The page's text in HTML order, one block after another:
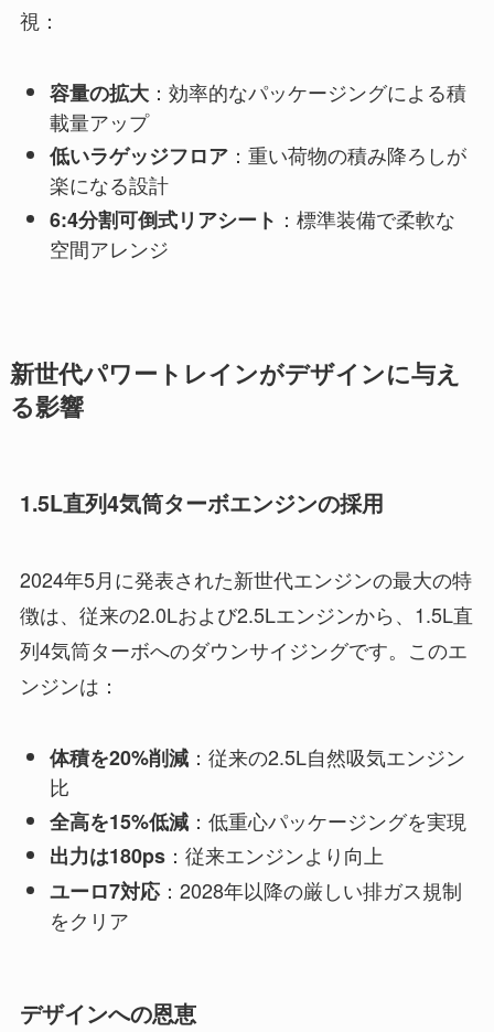
視：
容量の拡大：効率的なパッケージングによる積
載量アップ
低いラゲッジフロア：重い荷物の積み降ろしが
楽になる設計
6:4分割可倒式リアシート ：標準装備で柔軟な
空間アレンジ
新世代パワートレインがデザインに与え
る影響
1.5L直列4気筒ターボエンジンの採用
2024年5月に発表された新世代エンジンの最大の特
徴は、従来の2.0Lおよび2.5Lエンジンから、1.5L直
列4気筒ターボへのダウンサイジングです。このエ
ンジンは：
体積を20%削減：従来の2.5L自然吸気エンジン
比
全高を15%低減：低重心パッケージングを実現
出力は180ps：従来エンジンより向上
ユーロ7対応：2028年以降の厳しい排ガス規制
をクリア
デザインへの恩恵